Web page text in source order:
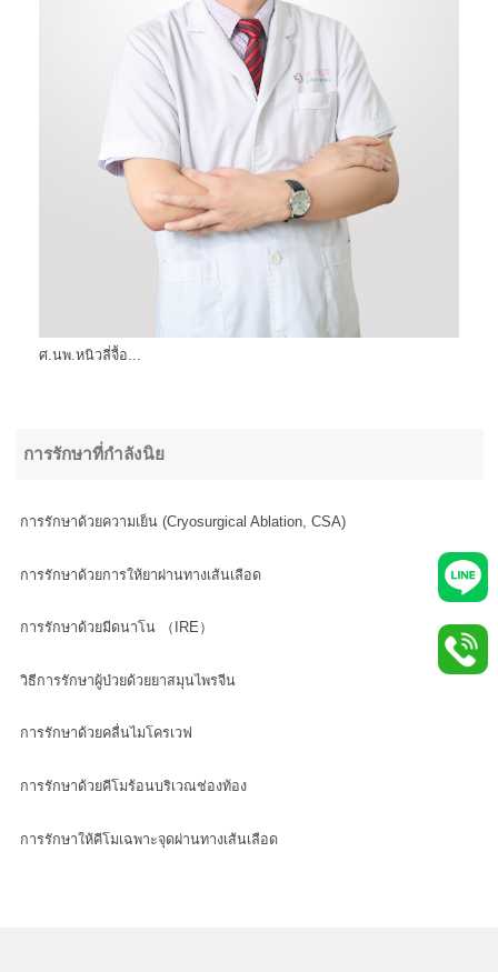
ศ.นพ.หนิวลี่จื้อ...
การรักษาที่กำลังนิย
การรักษาด้วยความเย็น (Cryosurgical Ablation, CSA)
การรักษาด้วยการให้ยาผ่านทางเส้นเลือด
การรักษาด้วยมีดนาโน （IRE）
วิธีการรักษาผู้ป่วยด้วยยาสมุนไพรจีน
การรักษาด้วยคลื่นไมโครเวฟ
การรักษาด้วยคีโมร้อนบริเวณช่องท้อง
การรักษาให้คีโมเฉพาะจุดผ่านทางเส้นเลือด